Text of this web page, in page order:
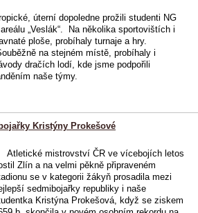
úterní dopoledne prožili studenti NG
„Veslák“. Na několika sportovištích i
ploše, probíhaly turnaje a hry.
na stejném místě, probíhaly i
dračích lodí, kde jsme podpořili
naše týmy.
Kristýny Prokešové
mistrovství ČR ve vícebojích letos
Zlín a na velmi pěkně připraveném
se v kategorii žákyň prosadila mezi
sedmibojařky republiky i naše
Kristýna Prokešová, když se ziskem